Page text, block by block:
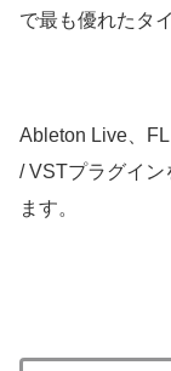
で最も優れたタ
Ableton Live、
/ VSTプラグイン
ます。